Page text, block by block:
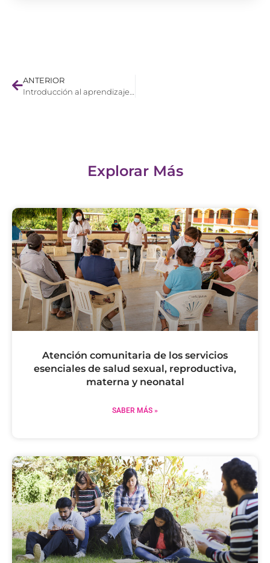
ANTERIOR
Introducción al aprendizaje social y emocional para la enseñanza de la partería profesional
Explorar Más
Atención comunitaria de los servicios
esenciales de salud sexual, reproductiva,
materna y neonatal
SABER MÁS »